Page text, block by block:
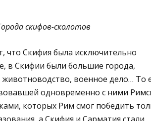
скифов-сколотов
что Скифия была исключительно
в Скифии были большие города,
военное дело… То
одновременно с ними
которых Рим смог победить